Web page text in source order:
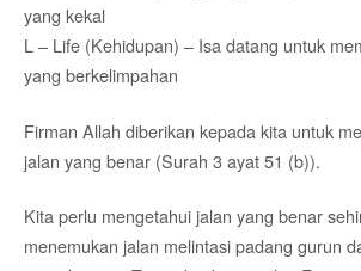
yang kekal
L – Life (Kehidupan) – Isa datang untuk
yang berkelimpahan
Firman Allah diberikan kepada kita untuk
jalan yang benar (Surah 3 ayat 51 (b)).
Kita perlu mengetahui jalan yang benar
menemukan jalan melintasi padang gurun